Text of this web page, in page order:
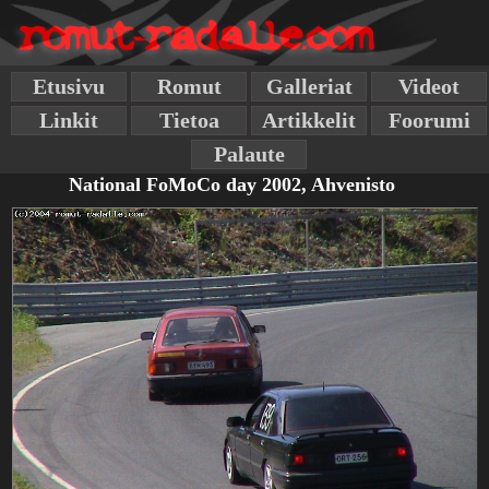
Etusivu Romut Galleriat
Videot
Linkit
Tietoa Artikkelit
Foorumi
Palaute
National FoMoCo day 2002, Ahvenisto